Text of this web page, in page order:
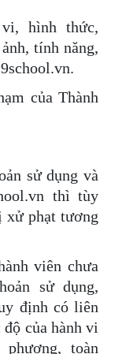
hình thức,
tính năng,
của Thành
sử dụng và
thì tùy
xử phạt tương
viên chưa
sử dụng,
định có liên
của hành vi
toàn